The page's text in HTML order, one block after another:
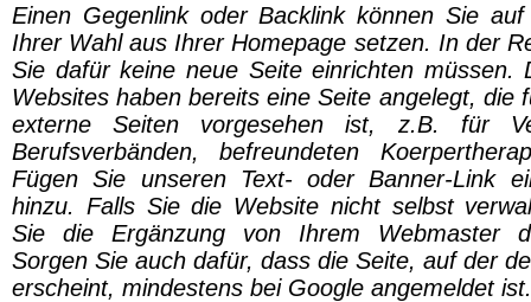
Einen Gegenlink oder Backlink können Sie
Ihrer Wahl aus Ihrer Homepage setzen. In der
Sie dafür keine neue Seite einrichten müssen.
Websites haben bereits eine Seite angelegt, die
externe Seiten vorgesehen ist, z.B. für
Berufsverbänden, befreundeten
Fügen Sie unseren Text- oder Banner-Link
hinzu. Falls Sie die Website nicht selbst
Sie die Ergänzung von Ihrem Webmaster
Sorgen Sie auch dafür, dass die Seite, auf der
erscheint, mindestens bei Google angemeldet ist.